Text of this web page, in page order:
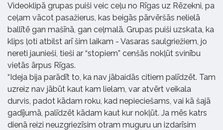
Videoklipā grupas puiši veic ceļu no Rīgas uz Rēzekni, pa
ceļam vācot pasažierus, kas beigās pārvēršās nelielā
ballītē gan mašīnā, gan ceļmalā. Grupas puiši uzskata, ka
klips ļoti atbilst arī šim laikam - Vasaras saulgriežiem, jo
nereti jaunieši, tieši ar “stopiem” cenšās nokļūt svinību
vietās ārpus Rīgas.
“Ideja bija parādīt to, ka nav jābaidās citiem palīdzēt. Tam
uzreiz nav jābūt kaut kam lielam, var atvērt veikala
durvis, padot kādam roku, kad nepieciešams, vai kā šajā
gadījumā, palīdzēt kādam kaut kur nokļūt. Ja mēs katrs
dienā reizi neuzgriezīsim otram muguru un izdarīsim